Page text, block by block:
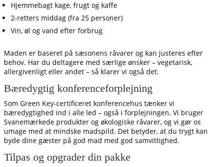
Hjemmebagt kage, frugt og kaffe
2-retters middag (fra 25 personer)
Vin, øl og vand efter forbrug
Maden er baseret på sæsonens råvarer og kan justeres efter
behov. Har du deltagere med særlige ønsker – vegetarisk,
allergivenligt eller andet – så klarer vi også det.
Bæredygtig konferenceforplejning
Som Green Key-certificeret konferencehus tænker vi
bæredygtighed ind i alle led – også i forplejningen. Vi bruger
Svanemærkede produkter og økologiske råvarer, og vi gør os
umage med at mindske madspild. Det betyder, at du trygt kan
byde dine gæster på god mad med god samvittighed.
Tilpas og opgrader din pakke